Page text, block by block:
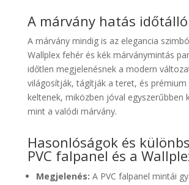
A márvány hatás
A márvány mindig is az elegancia
Wallplex fehér és kék márványmintás
időtlen megjelenésnek a modern
világosítják, tágítják a teret, és prémium
keltenek, miközben jóval egyszerűbben
mint a valódi márvány.
Hasonlóságok és
PVC falpanel és a
Megjelenés: A PVC falpanel mintái